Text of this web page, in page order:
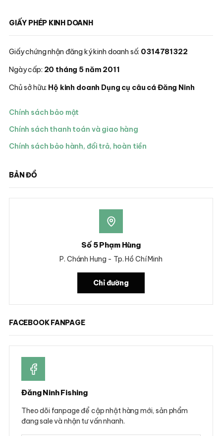
GIẤY PHÉP KINH DOANH
Giấy chứng nhận đăng ký kinh doanh số: 0314781322
Ngày cấp: 20 tháng 5 năm 2011
Chủ sở hữu: Hộ kinh doanh Dụng cụ câu cá Đăng Ninh
Chính sách bảo mật
Chính sách thanh toán và giao hàng
Chính sách bảo hành, đổi trả, hoàn tiền
BẢN ĐỒ
Số 5 Phạm Hùng
P. Chánh Hưng - Tp. Hồ Chí Minh
Chỉ đường
FACEBOOK FANPAGE
Đăng Ninh Fishing
Theo dõi fanpage để cập nhật hàng mới, sản phẩm
đang sale và nhận tư vấn nhanh.